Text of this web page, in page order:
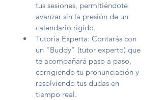
tus sesiones, permitiéndote
avanzar sin la presión de un
calendario rígido.
Tutoría Experta: Contarás con
un "Buddy" (tutor experto) que
te acompañará paso a paso,
corrigiendo tu pronunciación y
resolviendo tus dudas en
tiempo real.